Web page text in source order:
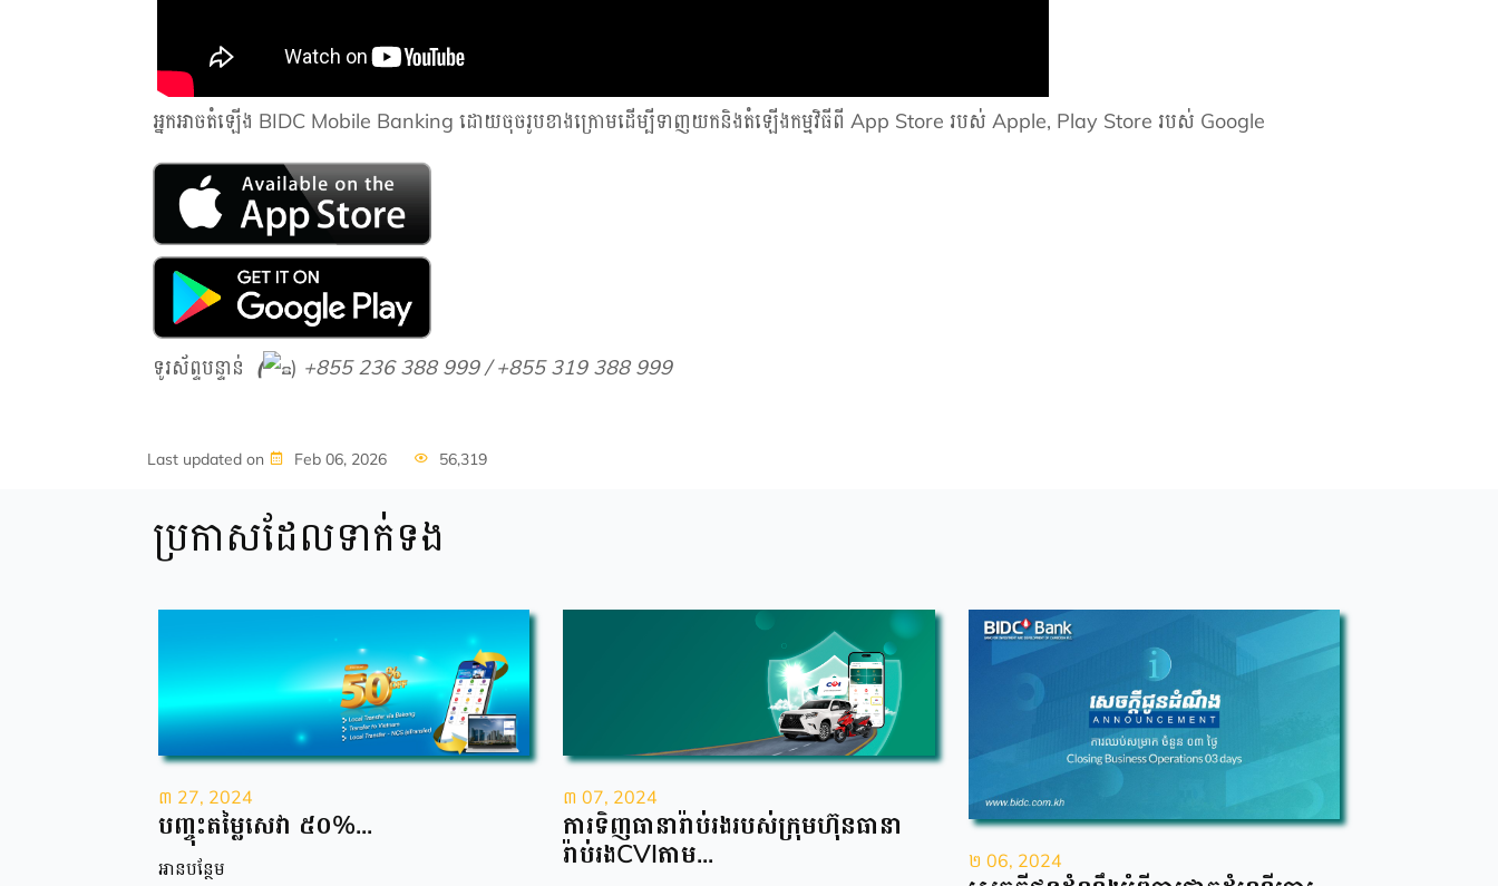
អ្នកអាចតំឡើង BIDC Mobile Banking ដោយចុចរូបខាងក្រោមដើម្បីទាញយកនិងតំឡើងកម្មវិធីពី App Store របស់ Apple, Play Store របស់ Google
ទូរស័ព្ទបន្ទាន់ ( ) +855 236 388 999 / +855 319 388 999
Last updated on Feb 06, 2026 56,319
ប្រកាសដែលទាក់ទង
៣ 27, 2024
បញ្ចុះតម្លៃសេវា ៥០%...
អាន​បន្ថែម
៣ 07, 2024
ការទិញធានារ៉ាប់រងរបស់ក្រុមហ៊ុនធានា
រ៉ាប់រងCVIតាម...
២ 06, 2024